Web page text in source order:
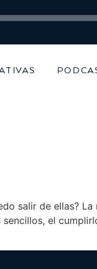
al millón: el
salir de ellas? La
el